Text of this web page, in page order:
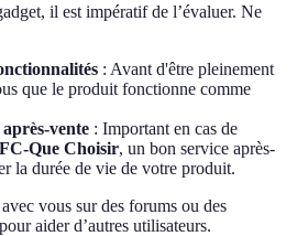
il est impératif de l’évaluer. Ne
: Avant d'être pleinement
que le produit fonctionne comme
vente : Important en cas de
Que Choisir, un bon service après-
la durée de vie de votre produit.
vous sur des forums ou des
aider d’autres utilisateurs.